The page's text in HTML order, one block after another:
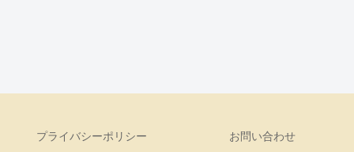
プライバシーポリシー
お問い合わせ